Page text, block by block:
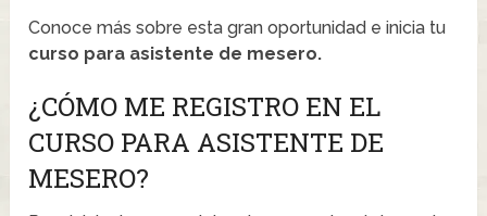
Conoce más sobre esta gran oportunidad e inicia tu
curso para asistente de mesero.
¿CÓMO ME REGISTRO EN EL
CURSO PARA ASISTENTE DE
MESERO?